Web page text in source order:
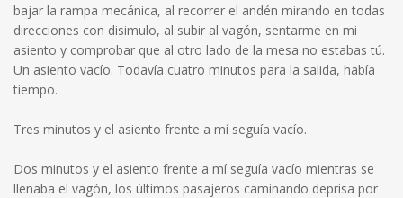
bajar la rampa mecánica, al recorrer el andén mirando en todas
direcciones con disimulo, al subir al vagón, sentarme en mi
asiento y comprobar que al otro lado de la mesa no estabas tú.
Un asiento vacío. Todavía cuatro minutos para la salida, había
tiempo.
Tres minutos y el asiento frente a mí seguía vacío.
Dos minutos y el asiento frente a mí seguía vacío mientras se
llenaba el vagón, los últimos pasajeros caminando deprisa por